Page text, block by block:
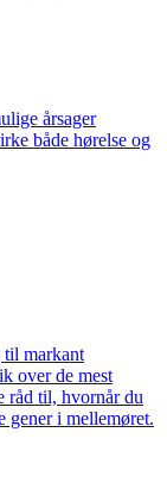
årsager
både hørelse og
til markant
over de mest
råd til, hvornår du
gener i mellemøret.